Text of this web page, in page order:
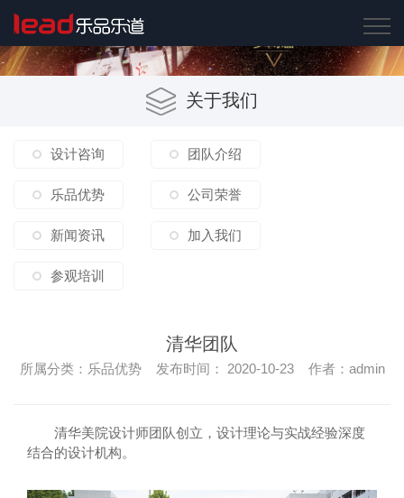
关于我们
设计咨询 团队介绍
乐品优势 公司荣誉
新闻资讯 加入我们
参观培训
清华团队
所属分类：乐品优势 发布时间： 2020-10-23 作者：admin
清华美院设计师团队创立，设计理论与实战经验深度
结合的设计机构。